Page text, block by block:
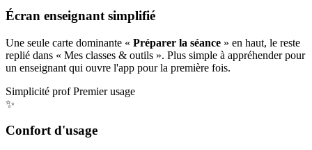
Écran enseignant simplifié
Une seule carte dominante « Préparer la séance » en haut, le reste
replié dans « Mes classes & outils ». Plus simple à appréhender pour
un enseignant qui ouvre l'app pour la première fois.
Simplicité prof Premier usage
✨
Confort d'usage